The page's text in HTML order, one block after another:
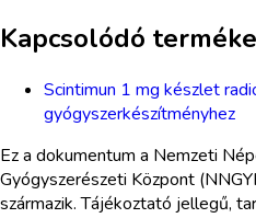
Kapcsolódó
Scintimun 1 mg készlet
gyógyszerkészítményhez
Ez a dokumentum a Nemzeti
Gyógyszerészeti Központ
származik. Tájékoztató jellegű,